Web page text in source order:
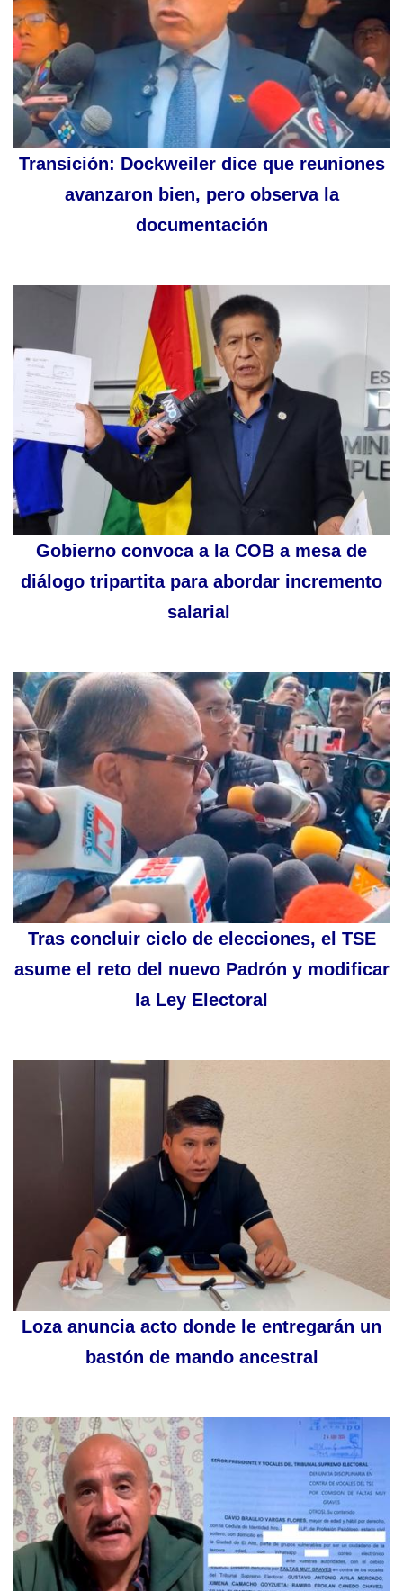
Transición: Dockweiler dice que reuniones
avanzaron bien, pero observa la
documentación
Gobierno convoca a la COB a mesa de
diálogo tripartita para abordar incremento
salarial
Tras concluir ciclo de elecciones, el TSE
asume el reto del nuevo Padrón y modificar
la Ley Electoral
Loza anuncia acto donde le entregarán un
bastón de mando ancestral